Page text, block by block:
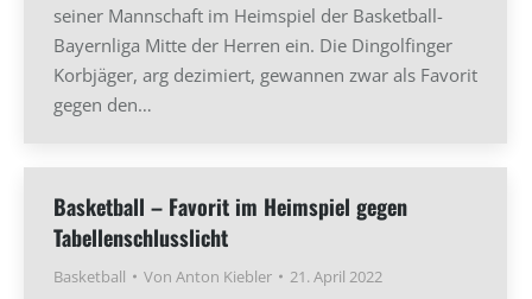
seiner Mannschaft im Heimspiel der Basketball-
Bayernliga Mitte der Herren ein. Die Dingolfinger
Korbjäger, arg dezimiert, gewannen zwar als Favorit
gegen den…
Basketball – Favorit im Heimspiel gegen
Tabellenschlusslicht
Basketball Von Anton Kiebler 21. April 2022